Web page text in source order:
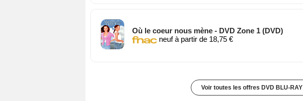
Où le coeur nous mène - DVD Zone 1 (DVD)
neuf à partir de 18,75 €
Voir toutes les offres DVD BLU-RAY